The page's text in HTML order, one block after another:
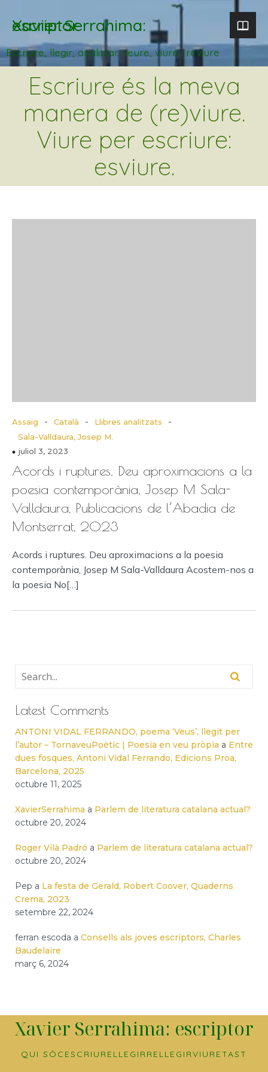
Xavier Serrahima: escriptor
Escriure, llegir, analitzar. veure, viure i reviure
Escriure és la meva
manera de (re)viure.
Viure per escriure:
esviure.
Assaig - Català - Llibres analitzats -
Sala-Valldaura, Josep M.
juliol 3, 2023
Acords i ruptures. Deu aproximacions a la
poesia contemporània, Josep M Sala-
Valldaura, Publicacions de l’Abadia de
Montserrat, 2023
Acords i ruptures. Deu aproximacions a la poesia
contemporània, Josep M Sala-Valldaura Acostem-nos a
la poesia No[…]
Latest Comments
ANTONI VIDAL FERRANDO, poema ‘Veus’, llegit per
l’autor – TornaveuPoètic | Poesia en veu pròpia a Entre
dues fosques, Antoni Vidal Ferrando, Edicions Proa,
Barcelona, 2025
octubre 11, 2025
XavierSerrahima a Parlem de literatura catalana actual?
octubre 20, 2024
Roger Vilà Padró a Parlem de literatura catalana actual?
octubre 20, 2024
Pep a La festa de Gerald, Robert Coover, Quaderns
Crema, 2023
setembre 22, 2024
ferran escoda a Consells als joves escriptors, Charles
Baudelaire
març 6, 2024
Xavier Serrahima: escriptor
QUI SÓC ESCRIURE LLEGIRRELLEGIRVIURETAST